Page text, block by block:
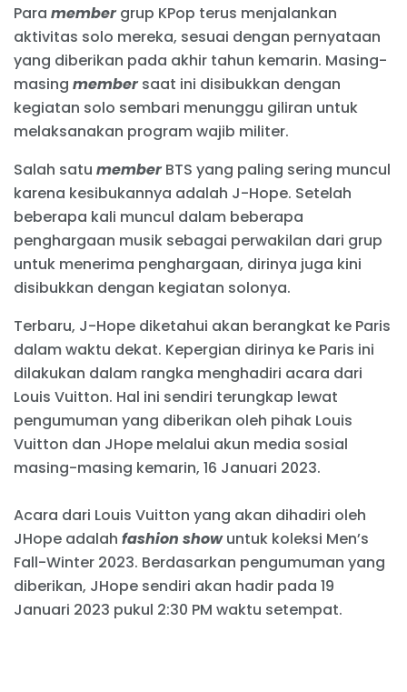
Para membergrup KPop terus menjalankan
aktivitas solo mereka, sesuai dengan pernyataan
yang diberikan pada akhir tahun kemarin. Masing-
masing membersaat ini disibukkan dengan
kegiatan solo sembari menunggu giliran untuk
melaksanakan program wajib militer.
Salah satu memberBTS yang paling sering muncul
karena kesibukannya adalah J-Hope. Setelah
beberapa kali muncul dalam beberapa
penghargaan musik sebagai perwakilan dari grup
untuk menerima penghargaan, dirinya juga kini
disibukkan dengan kegiatan solonya.
Terbaru, J-Hope diketahui akan berangkat ke Paris
dalam waktu dekat. Kepergian dirinya ke Paris ini
dilakukan dalam rangka menghadiri acara dari
Louis Vuitton. Hal ini sendiri terungkap lewat
pengumuman yang diberikan oleh pihak Louis
Vuitton dan JHope melalui akun media sosial
masing-masing kemarin, 16 Januari 2023.
Acara dari Louis Vuitton yang akan dihadiri oleh
JHope adalah fashion showuntuk koleksi Men’s
Fall-Winter 2023. Berdasarkan pengumuman yang
diberikan, JHope sendiri akan hadir pada 19
Januari 2023 pukul 2:30 PM waktu setempat.